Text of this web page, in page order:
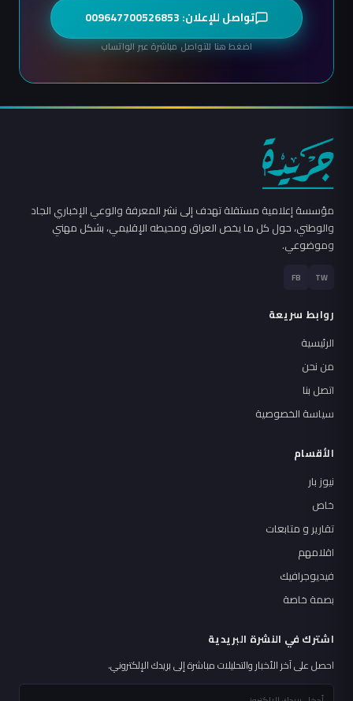
تواصل للإعلان: 009647700526853
اضغط هنا للتواصل مباشرة عبر الواتساب
مؤسسة إعلامية مستقلة تهدف إلى نشر المعرفة والوعي الإخباري الجاد
والوطني، حول كل ما يخص العراق ومحيطه الإقليمي، بشكل مهني
وموضوعي.
TW
FB
روابط سريعة
الرئيسية
من نحن
اتصل بنا
سياسة الخصوصية
الأقسام
نيوز بار
خاص
تقارير و متابعات
اقلامهم
فيديوجرافيك
بصمة خاصة
اشترك في النشرة البريدية
احصل على آخر الأخبار والتحليلات مباشرة إلى بريدك الإلكتروني.